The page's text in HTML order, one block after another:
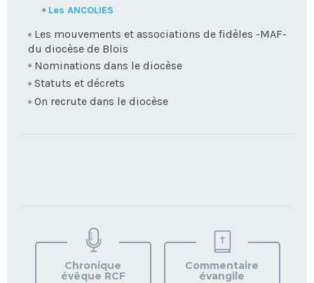
Les ANCOLIES
Les mouvements et associations de fidèles -MAF-
du diocèse de Blois
Nominations dans le diocèse
Statuts et décrets
On recrute dans le diocèse
VOTRE
PAROISSE
Chronique
évêque RCF
Commentaire
évangile